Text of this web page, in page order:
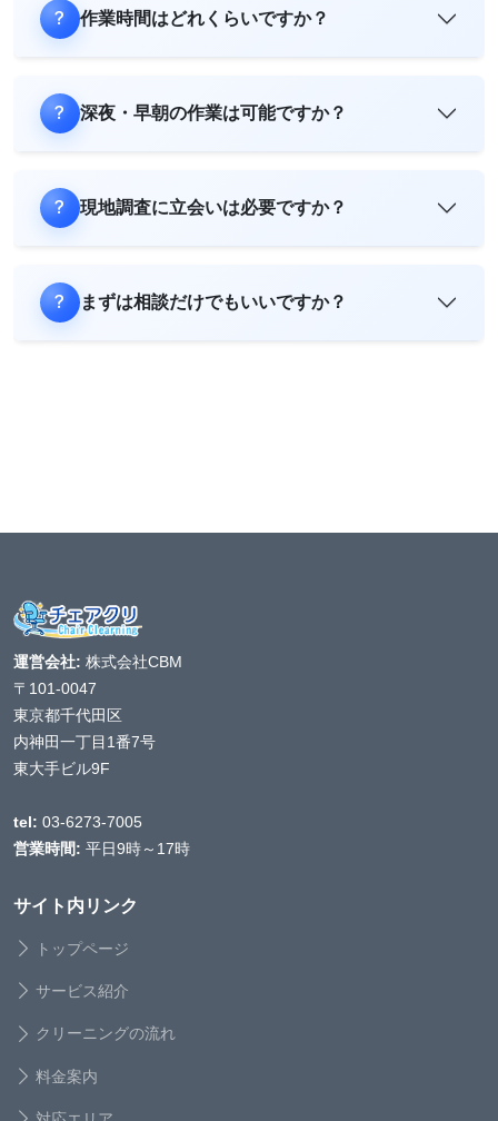
作業時間はどれくらいですか？
深夜・早朝の作業は可能ですか？
現地調査に立会いは必要ですか？
まずは相談だけでもいいですか？
運営会社: 株式会社CBM
〒101-0047
東京都千代田区
内神田一丁目1番7号
東大手ビル9F
tel: 03-6273-7005
営業時間: 平日9時～17時
サイト内リンク
トップページ
サービス紹介
クリーニングの流れ
料金案内